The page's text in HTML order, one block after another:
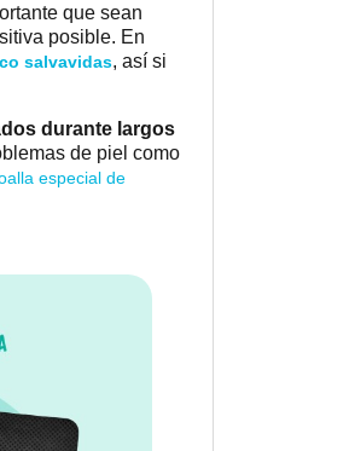
que sean
posible. En
salvavidas, así si
durante largos
de piel como
especial de